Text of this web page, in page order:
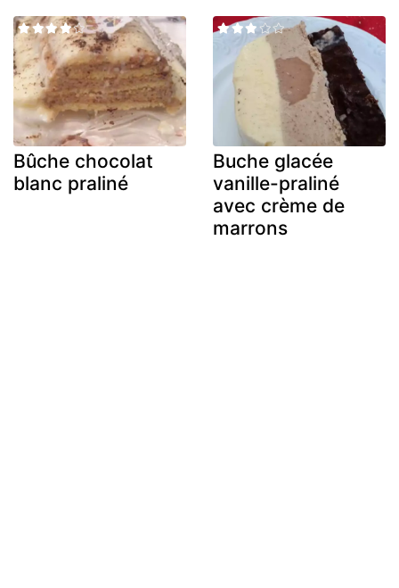
Bûche chocolat
blanc praliné
Buche glacée
vanille-praliné
avec crème de
marrons